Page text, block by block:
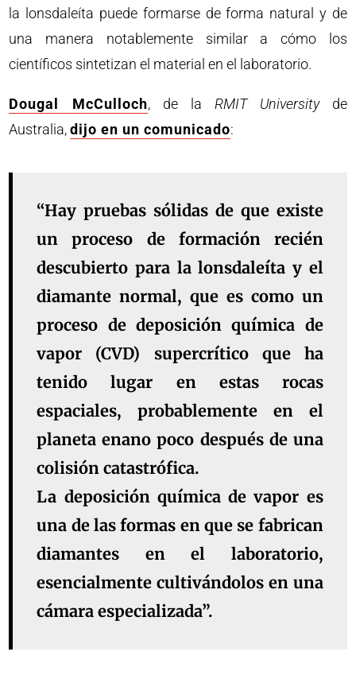
la lonsdaleíta puede formarse de forma natural y de
una manera notablemente similar a cómo los
científicos sintetizan el material en el laboratorio.
Dougal McCulloch, de la RMIT Universityde
Australia,dijo en un comunicado:
“Hay pruebas sólidas de que existe
un proceso de formación recién
descubierto para la lonsdaleíta y el
diamante normal, que es como un
proceso de deposición química de
vapor (CVD) supercrítico que ha
tenido lugar en estas rocas
espaciales, probablemente en el
planeta enano poco después de una
colisión catastrófica.
La deposición química de vapor es
una de las formas en que se fabrican
diamantes en el laboratorio,
esencialmente cultivándolos en una
cámara especializada”.